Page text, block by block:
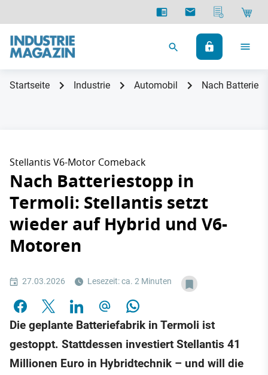
Startseite Industrie Automobil Nach
Stellantis V6-Motor Comeback
Nach Batteriestopp in
Termoli: Stellantis setzt
wieder auf Hybrid und V6-
Motoren
27.03.2026 Lesezeit: ca. 2 Minuten
Die geplante Batteriefabrik in Termoli ist
gestoppt. Stattdessen investiert Stellantis 41
Millionen Euro in Hybridtechnik – und will die